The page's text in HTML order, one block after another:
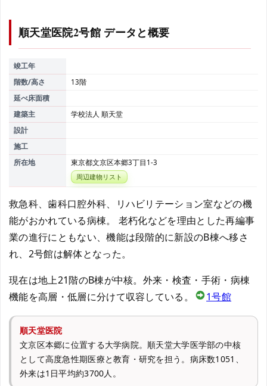
順天堂医院2号館 データと概要
竣工年
階数/高さ
13階
延べ床面積
建築主
学校法人 順天堂
設計
施工
所在地
東京都文京区本郷3丁目1-3
周辺建物リスト
救急科、歯科口腔外科、リハビリテーション室などの機
能がおかれている病棟。 老朽化などを理由とした再編事
業の進行にともない、機能は段階的に新設のB棟へ移さ
れ、2号館は解体となった。
現在は地上21階のB棟が中核。外来・検査・手術・病棟
機能を高層・低層に分けて収容している。
1号館
順天堂医院
文京区本郷に位置する大学病院。順天堂大学医学部の中核
として高度急性期医療と教育・研究を担う。病床数1051、
外来は1日平均約3700人。